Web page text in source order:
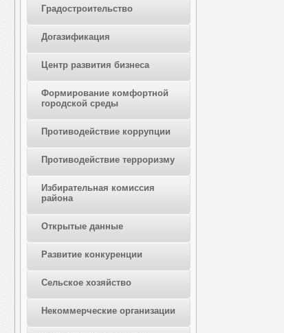
Градостроительство
Догазификация
Центр развития бизнеса
Формирование комфортной
городской среды
Противодействие коррупции
Противодействие терроризму
Избирательная комиссия
района
Открытые данные
Развитие конкуренции
Сельское хозяйство
Некоммерческие организации